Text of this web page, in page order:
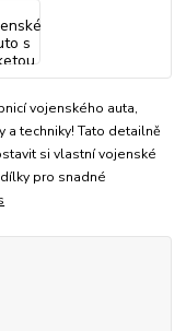
vojenského auta,
a techniky! Tato detailně
si vlastní vojenské
pro snadné